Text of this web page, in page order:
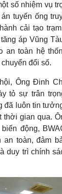
số nhiệm vụ
tuyến ống
cải tạo
áp Vũng
an toàn hệ
đổi số.
Ông Đinh
tỏ sự trân
đã luôn tin
thời gian qua.
động,
an toàn, đảm
duy trì chính